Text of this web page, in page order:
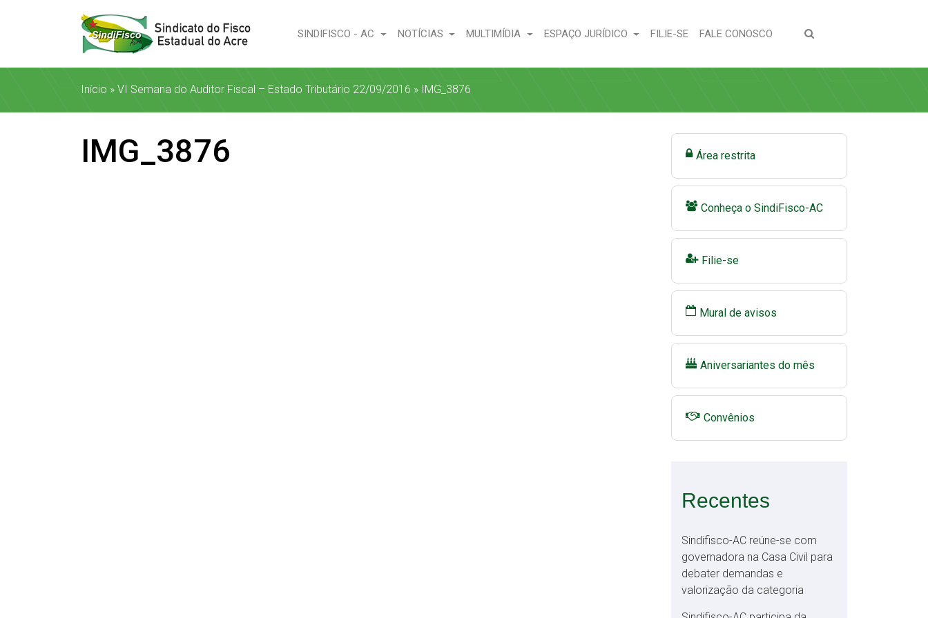
SINDIFISCO - AC NOTÍCIAS MULTIMÍDIA ESPAÇO JURÍDICO FILIE-SE(CURRENT)
FALE CONOSCO (CURRENT)
Início » VI Semana do Auditor Fiscal – Estado Tributário 22/09/2016 » IMG_3876
IMG_3876 Área restrita
Conheça o SindiFisco-AC
Filie-se
Mural de avisos
Aniversariantes do mês
Convênios
Recentes
Sindifisco-AC reúne-se com
governadora na Casa Civil para
debater demandas e
valorização da categoria